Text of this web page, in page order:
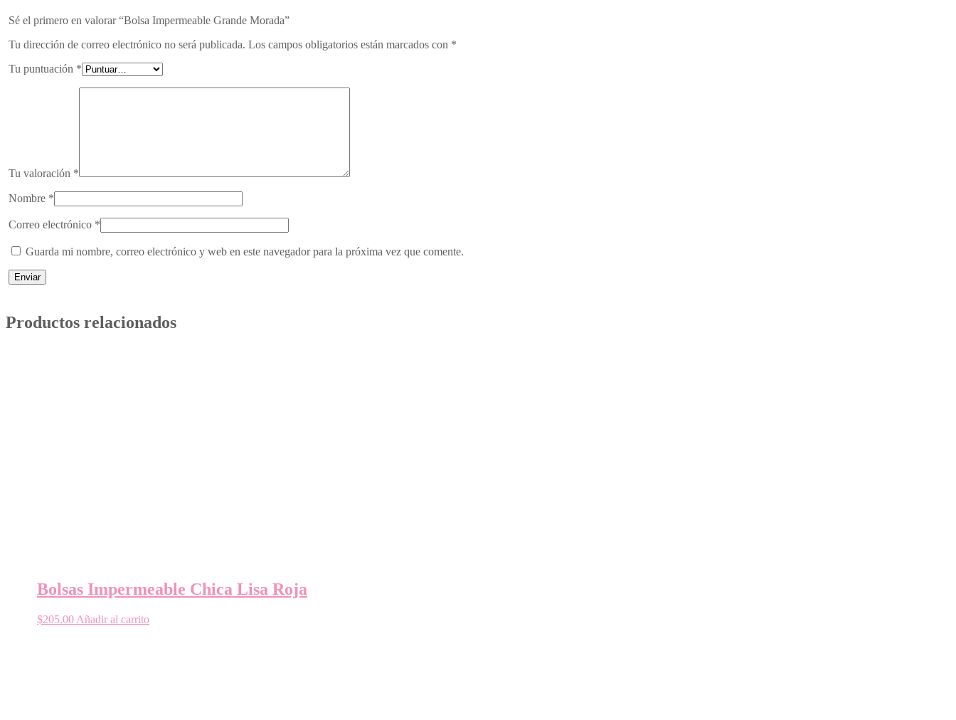
Sé el primero en valorar “Bolsa Impermeable Grande Morada”
Tu dirección de correo electrónico no será publicada. Los campos obligatorios están marcados con *
Tu puntuación *
Tu valoración *
Nombre *
Correo electrónico *
Guarda mi nombre, correo electrónico y web en este navegador para la próxima vez que comente.
Productos relacionados
Bolsas Impermeable Chica Lisa Roja
$205.00 Añadir al carrito